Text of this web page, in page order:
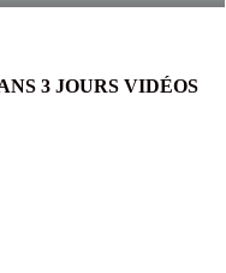
3 JOURS VIDÉOS